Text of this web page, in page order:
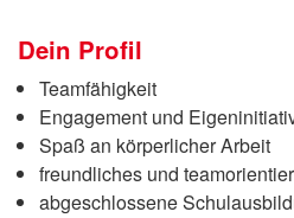
Dein Profil
Teamfähigkeit
Engagement und
Spaß an körperlicher Arbeit
freundliches und
abgeschlossene